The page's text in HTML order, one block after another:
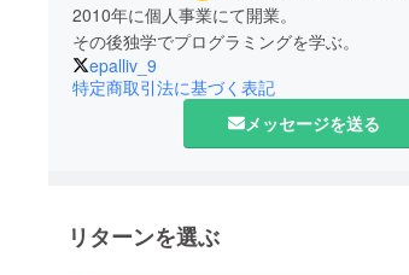
2010年に個人事業にて開業。
その後独学でプログラミングを学ぶ。
epalliv_9
特定商取引法に基づく表記
メッセージを送る
リターンを選ぶ